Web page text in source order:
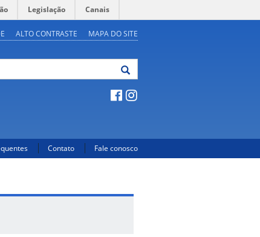
Legislação Canais
ALTO CONTRASTE MAPA DO SITE
Contato Fale conosco